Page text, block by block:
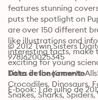
features stunning
puts the spotlight on
are over 150 different
like illustrations and
interesting facts, make
exciting for young
Titles in the Know-It-
Crocodiles, Dinosaurs,
Snakes, Sharks,
© 2012 Twin Sisters
9781620025345
Data de lançamento
E-book: 1 de julho de